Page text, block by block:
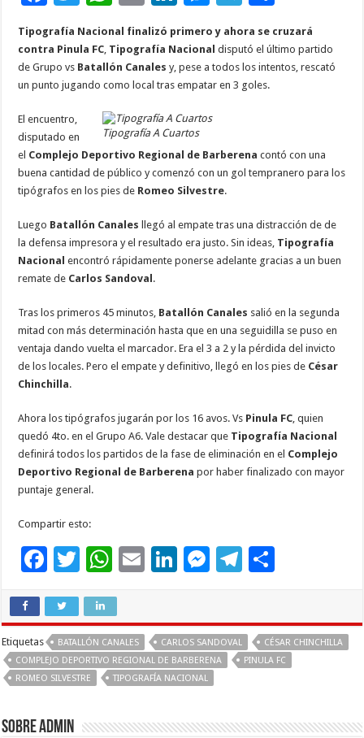
ac
e
b
o
o
k
wi
tt
er
h
at
sA
p
p
m
ai
l
n
k
e
dI
n
es
se
n
g
er
e
gr
a
m
p
r
Tipografía Nacional finalizó primero y ahora se cruzará
contra Pinula FC, Tipografía Nacional disputó el último partido
de Grupo vs Batallón Canales y, pese a todos los intentos, rescató
un punto jugando como local tras empatar en 3 goles.
Tipografía A Cuartos
El encuentro,
disputado en
el Complejo Deportivo Regional de Barberena contó con una
buena cantidad de público y comenzó con un gol tempranero para los
tipógrafos en los pies de Romeo Silvestre.
Luego Batallón Canales llegó al empate tras una distracción de de
la defensa impresora y el resultado era justo. Sin ideas, Tipografía
Nacional encontró rápidamente ponerse adelante gracias a un buen
remate de Carlos Sandoval .
Tras los primeros 45 minutos, Batallón Canales salió en la segunda
mitad con más determinación hasta que en una seguidilla se puso en
ventaja dando vuelta el marcador. Era el 3 a 2 y la pérdida del invicto
de los locales. Pero el empate y definitivo, llegó en los pies de César
Chinchilla.
Ahora los tipógrafos jugarán por los 16 avos. Vs Pinula FC, quien
quedó 4to. en el Grupo A6. Vale destacar que Tipografía Nacional
definirá todos los partidos de la fase de eliminación en el Complejo
Deportivo Regional de Barberena por haber finalizado con mayor
puntaje general.
Compartir esto:
F
e
b
o
o
k
T
tt
er
W
at
sA
p
p
E
l
Li
e
dI
n
M
n
g
er
T
gr
a
p
ar
r
Etiquetas BATALLÓN CANALES CARLOS SANDOVAL
CÉSAR CHINCHILLA
COMPLEJO DEPORTIVO REGIONAL DE BARBERENA
PINULA FC
ROMEO SILVESTRE
TIPOGRAFÍA NACIONAL
Sobre admin